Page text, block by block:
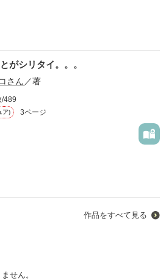
がシリタイ。。。
さん ／著
/489
ア) 3ページ
作品をすべて見る
せん。